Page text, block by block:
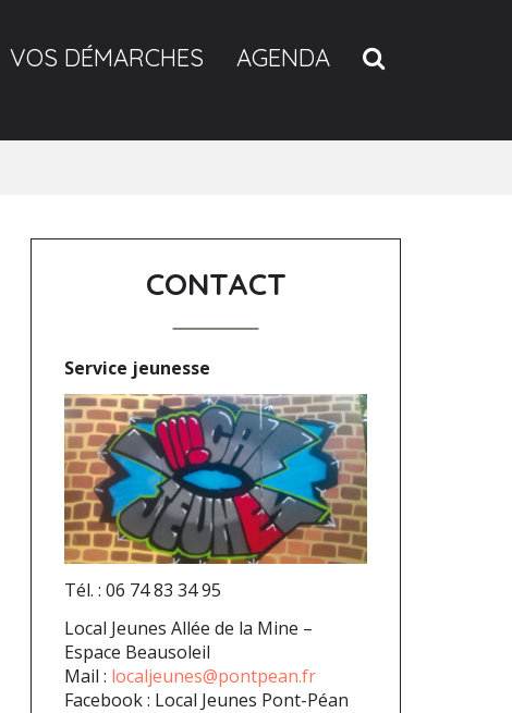
VOS DÉMARCHES AGENDA
CONTACT
Service jeunesse
Tél. : 06 74 83 34 95
Local Jeunes Allée de la Mine –
Espace Beausoleil
Mail : localjeunes@pontpean.fr
Facebook : Local Jeunes Pont-Péan